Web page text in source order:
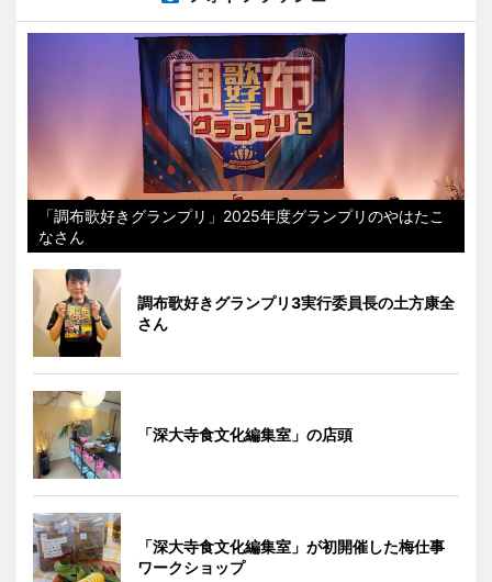
「調布歌好きグランプリ」2025年度グランプリのやはたこ
なさん
調布歌好きグランプリ3実行委員長の土方康全
さん
「深大寺食文化編集室」の店頭
「深大寺食文化編集室」が初開催した梅仕事
ワークショップ